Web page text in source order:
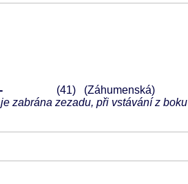
41
(Záhumenská)
zabrána zezadu, při vstávání z boku